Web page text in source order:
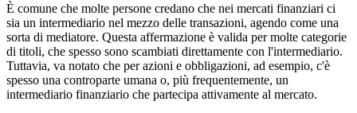
È comune che molte persone credano che nei mercati finanziari ci
sia un intermediario nel mezzo delle transazioni, agendo come una
sorta di mediatore. Questa affermazione è valida per molte categorie
di titoli, che spesso sono scambiati direttamente con l'intermediario.
Tuttavia, va notato che per azioni e obbligazioni, ad esempio, c'è
spesso una controparte umana o, più frequentemente, un
intermediario finanziario che partecipa attivamente al mercato.